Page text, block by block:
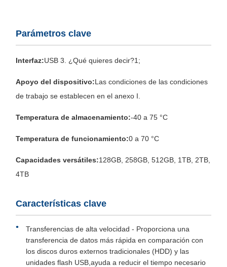
Parámetros clave
Interfaz:USB 3. ¿Qué quieres decir?1;
Apoyo del dispositivo:Las condiciones de las condiciones
de trabajo se establecen en el anexo I.
Temperatura de almacenamiento:-40 a 75 °C
Temperatura de funcionamiento:0 a 70 °C
Capacidades versátiles:128GB, 258GB, 512GB, 1TB, 2TB,
4TB
Características clave
Transferencias de alta velocidad - Proporciona una
transferencia de datos más rápida en comparación con
los discos duros externos tradicionales (HDD) y las
unidades flash USB,ayuda a reducir el tiempo necesario